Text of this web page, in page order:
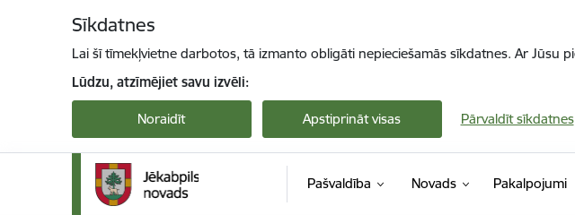
Sīkdatnes
Lai šī tīmekļvietne darbotos, tā izmanto obligāti nepieciešamās sīkdatnes. Ar
Lūdzu, atzīmējiet savu izvēli:
Noraidīt Apstiprināt visas Pārvaldīt sīkdatnes
Pašvaldība Novads Pakalpojumi